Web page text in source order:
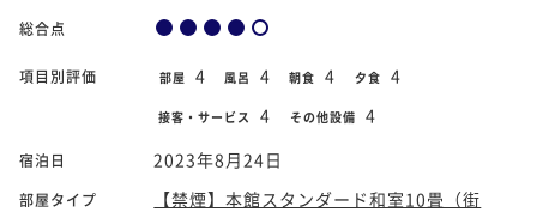
総合点
項目別評価 部屋 4 風呂 4 朝食 4 夕食 4
接客・サービス 4 その他設備 4
宿泊日 2023年8月24日
部屋タイプ
【禁煙】本館スタンダード和室10畳（街